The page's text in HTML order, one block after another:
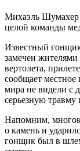
Михаэль Шумахер
целой команды
Известный
замечен
вертолета,
сообщает местное
мира не видели с
серьезную
Напомним,
о камень и
гонщик был в